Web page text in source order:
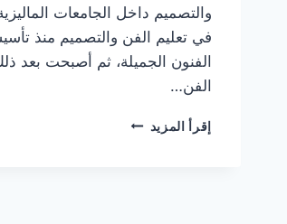
والتصميم داخل الجامعات
في تعليم الفن والتصميم منذ
الفنون الجميلة، ثم أصبحت بعد
الفن…
إقرأ المزيد تكاليف